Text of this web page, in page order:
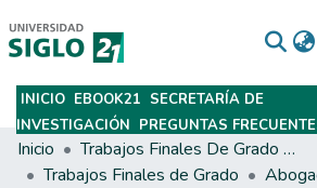
Subir
INICIO EBOOK21 SECRETARÍA DE
INVESTIGACIÓN PREGUNTAS
Inicio
Trabajos Finales De Grado Y Posgrado
Trabajos Finales de Grado